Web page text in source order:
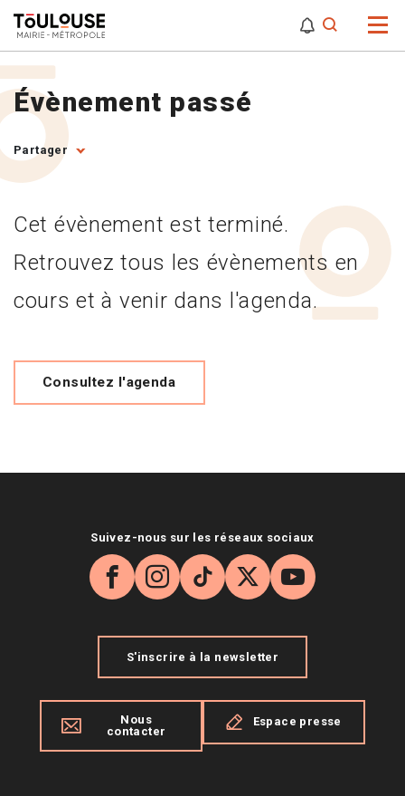
Évènement passé
Partager
Cet évènement est terminé.
Retrouvez tous les évènements en
cours et à venir dans l'agenda.
Consultez l'agenda
Suivez-nous sur les réseaux sociaux
Facebook
Instagram
TikTok
X YouTube
S'inscrire à la newsletter
Nous
contacter
Espace presse